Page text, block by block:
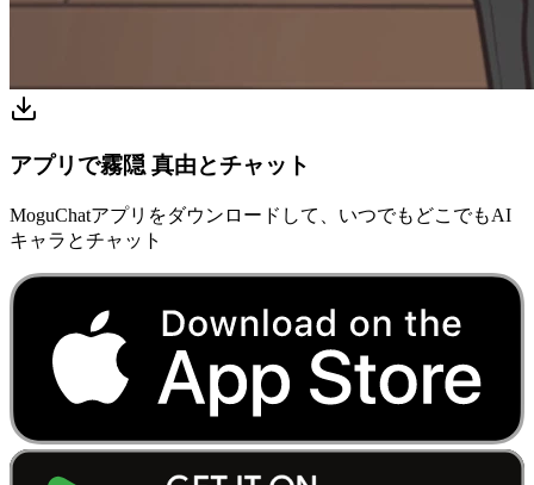
アプリで霧隠 真由とチャット
MoguChatアプリをダウンロードして、いつでもどこでもAI
キャラとチャット